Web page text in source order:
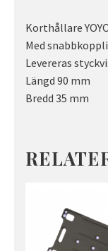
Korthållare
Med
Levereras
Längd 90 mm
Bredd 35 mm